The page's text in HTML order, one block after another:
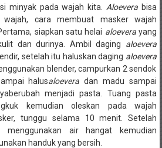
minyak pada wajah kita. Aloevera bisa
cara membuat masker wajah
siapkan satu helai aloeverayang
dan durinya. Ambil daging aloevera
setelah itu haluskan daging aloevera
blender, campurkan 2 sendok
halusaloevera dan madu sampai
menjadi pasta. Tuang pasta
kemudian oleskan pada wajah
tunggu selama 10 menit. Setelah
menggunakan air hangat kemudian
handuk yang bersih.